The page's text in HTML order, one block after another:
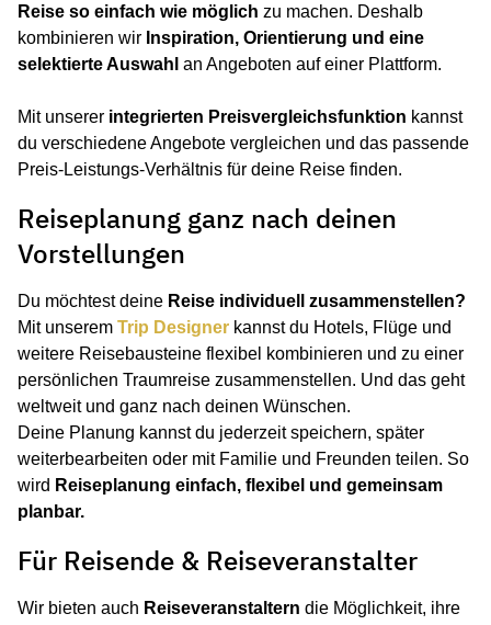
Reise so einfach wie möglich zu machen. Deshalb
kombinieren wir Inspiration, Orientierung und eine
selektierte Auswahl an Angeboten auf einer Plattform.
Mit unserer integrierten Preisvergleichsfunktion kannst
du verschiedene Angebote vergleichen und das passende
Preis-Leistungs-Verhältnis für deine Reise finden.
Reiseplanung ganz nach deinen
Vorstellungen
Du möchtest deine Reise individuell zusammenstellen?
Mit unserem Trip Designer kannst du Hotels, Flüge und
weitere Reisebausteine flexibel kombinieren und zu einer
persönlichen Traumreise zusammenstellen. Und das geht
weltweit und ganz nach deinen Wünschen.
Deine Planung kannst du jederzeit speichern, später
weiterbearbeiten oder mit Familie und Freunden teilen. So
wird Reiseplanung einfach, flexibel und gemeinsam
planbar.
Für Reisende & Reiseveranstalter
Wir bieten auch Reiseveranstaltern die Möglichkeit, ihre